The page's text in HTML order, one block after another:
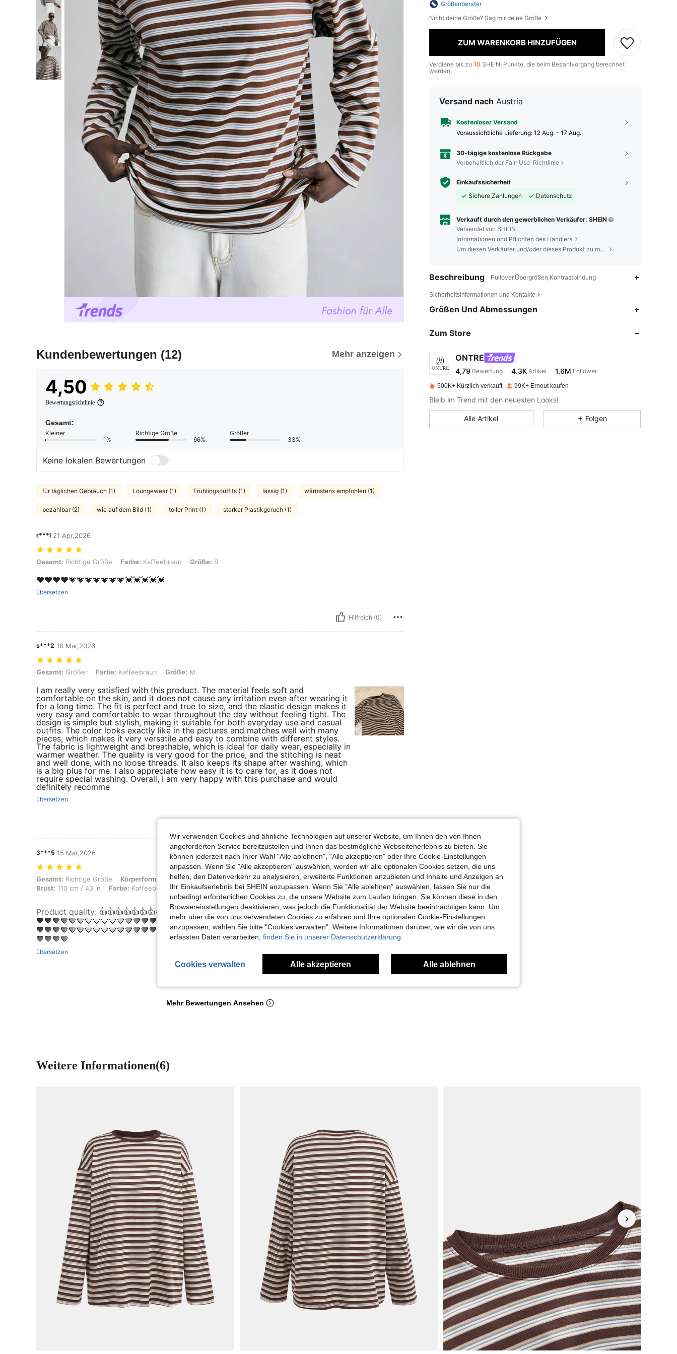
Kundenbewertungen (12) Mehr anzeigen
4,50
Bewertungsrichtlinie
Gesamt:
Kleiner
1%
Richtige Größe
66%
Größer
33%
Keine lokalen Bewertungen
für täglichen Gebrauch (1) Loungewear (1) Frühlingsoutfits (1) lässig (1) wärmstens empfohlen (1)
bezahlbar (2) wie auf dem Bild (1) toller Print (1) starker Plastikgeruch (1)
r***l 21 Apr,2026
Gesamt: Richtige Größe, Farbe: Kaffeebraun, Größe: S
Gesamt: Richtige Größe Farbe: Kaffeebraun Größe: S
❤️❤️❤️❤️💗💗💗💗💗💗💗💓💓💓💓💓
übersetzen
Hilfreich (0)
s***2 18 Mar,2026
Gesamt: Größer, Farbe: Kaffeebraun, Größe: M
Gesamt: Größer Farbe: Kaffeebraun Größe: M
I am really very satisfied with this product. The material feels soft and
comfortable on the skin, and it does not cause any irritation even after wearing it
for a long time. The fit is perfect and true to size, and the elastic design makes it
very easy and comfortable to wear throughout the day without feeling tight. The
design is simple but stylish, making it suitable for both everyday use and casual
outfits. The color looks exactly like in the pictures and matches well with many
pieces, which makes it very versatile and easy to combine with different styles.
The fabric is lightweight and breathable, which is ideal for daily wear, especially in
warmer weather. The quality is very good for the price, and the stitching is neat
and well done, with no loose threads. It also keeps its shape after washing, which
is a big plus for me. I also appreciate how easy it is to care for, as it does not
require special washing. Overall, I am very happy with this purchase and would
definitely recomme
übersetzen
3***5 15 Mar,2026
Gesamt: Richtige Größe, Körperform: Apfel, Hüften: 115 cm / 45 in, Taille: 95 cm / 37 in, Brust: 110 cm / 43 in, Farbe: Kaffeebraun, Größe: L
Gesamt: Richtige Größe Körperform: Apfel Hüften:115 cm / 45 in Taille:95 cm / 37 in
Brust: 110 cm / 43 in Farbe: Kaffeebraun Größe:L
Product quality: 👍👍👍👍👍👍👍👍👍👍👍👍👍👍🤎🤎🤎🤎
🤎🤎🤎🤎🤎🤎🤎🤎🤎🤎🤎🤎🤎🤎🤎🤎🤎🤎🤎🤎🤎🤎🤎🤎🤎🤎
🤎🤎🤎🤎🤎🤎🤎🤎🤎🤎🤎🤎🤎🤎🤎🤎🤎🤎🤎🤎🤎🤎🤎🤎🤎🤎
🤎🤎🤎🤎
übersetzen
Hilfreich (1)
Mehr Bewertungen Ansehen
Größenberater
Nicht deine Größe? Sag mir deine Größe
ZUM WARENKORB HINZUFÜGEN
Verdiene bis zu 10 SHEIN-Punkte, die beim Bezahlvorgang berechnet
werden.
Versand nach Austria
Kostenloser Versand
Voraussichtliche Lieferung: 12 Aug. - 17 Aug.
30-tägige kostenlose Rückgabe
Vorbehaltlich der Fair-Use-Richtlinie
Einkaufssicherheit
Sichere Zahlungen
Datenschutz
Verkauft durch den gewerblichen Verkäufer: SHEIN
Versendet von SHEIN
Informationen und Pflichten des Händlers
Um diesen Verkäufer und/oder dieses Produkt zu melden
Beschreibung Pullover,Übergrößen,Kontrastbindung
Sicherheitsinformationen und Kontakte
Größen Und Abmessungen
Zum Store
ONTRE
4,79
4,79 Bewertung 4.3K
y***1bezahltVor 1 Tag
500K+ Kürzlich verkauft 99K+ Erneut kaufen
Bleib im Trend mit den neuesten Looks!
Alle Artikel Folgen
Weitere Informationen(6)
Wir verwenden Cookies und ähnliche Technologien auf unserer Website, um Ihnen den von Ihnen
angeforderten Service bereitzustellen und Ihnen das bestmögliche Webseitenerlebnis zu bieten. Sie
können jederzeit nach Ihrer Wahl "Alle ablehnen", "Alle akzeptieren" oder Ihre Cookie-Einstellungen
anpassen. Wenn Sie "Alle akzeptieren" auswählen, werden wir alle optionalen Cookies setzen, die uns
helfen, den Datenverkehr zu analysieren, erweiterte Funktionen anzubieten und Inhalte und Anzeigen an
Ihr Einkaufserlebnis bei SHEIN anzupassen. Wenn Sie "Alle ablehnen" auswählen, lassen Sie nur die
unbedingt erforderlichen Cookies zu, die unsere Website zum Laufen bringen. Sie können diese in den
Browsereinstellungen deaktivieren, was jedoch die Funktionalität der Website beeinträchtigen kann. Um
mehr über die von uns verwendeten Cookies zu erfahren und Ihre optionalen Cookie-Einstellungen
anzupassen, wählen Sie bitte "Cookies verwalten". Weitere Informationen darüber, wie wir die von uns
erfassten Daten verarbeiten, finden Sie in unserer Datenschutzerklärung.
Cookies verwalten Alle akzeptieren Alle ablehnen